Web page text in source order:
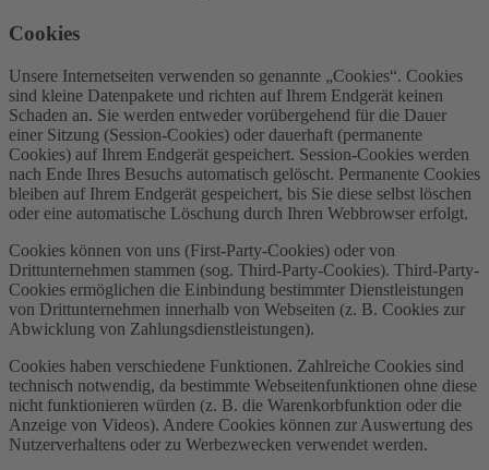
Cookies
Unsere Internetseiten verwenden so genannte „Cookies“. Cookies
sind kleine Datenpakete und richten auf Ihrem Endgerät keinen
Schaden an. Sie werden entweder vorübergehend für die Dauer
einer Sitzung (Session-Cookies) oder dauerhaft (permanente
Cookies) auf Ihrem Endgerät gespeichert. Session-Cookies werden
nach Ende Ihres Besuchs automatisch gelöscht. Permanente Cookies
bleiben auf Ihrem Endgerät gespeichert, bis Sie diese selbst löschen
oder eine automatische Löschung durch Ihren Webbrowser erfolgt.
Cookies können von uns (First-Party-Cookies) oder von
Drittunternehmen stammen (sog. Third-Party-Cookies). Third-Party-
Cookies ermöglichen die Einbindung bestimmter Dienstleistungen
von Drittunternehmen innerhalb von Webseiten (z. B. Cookies zur
Abwicklung von Zahlungsdienstleistungen).
Cookies haben verschiedene Funktionen. Zahlreiche Cookies sind
technisch notwendig, da bestimmte Webseitenfunktionen ohne diese
nicht funktionieren würden (z. B. die Warenkorbfunktion oder die
Anzeige von Videos). Andere Cookies können zur Auswertung des
Nutzerverhaltens oder zu Werbezwecken verwendet werden.